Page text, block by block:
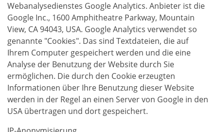
Webanalysedienstes Google Analytics. Anbieter ist die
Google Inc., 1600 Amphitheatre Parkway, Mountain
View, CA 94043, USA. Google Analytics verwendet so
genannte "Cookies". Das sind Textdateien, die auf
Ihrem Computer gespeichert werden und die eine
Analyse der Benutzung der Website durch Sie
ermöglichen. Die durch den Cookie erzeugten
Informationen über Ihre Benutzung dieser Website
werden in der Regel an einen Server von Google in den
USA übertragen und dort gespeichert.